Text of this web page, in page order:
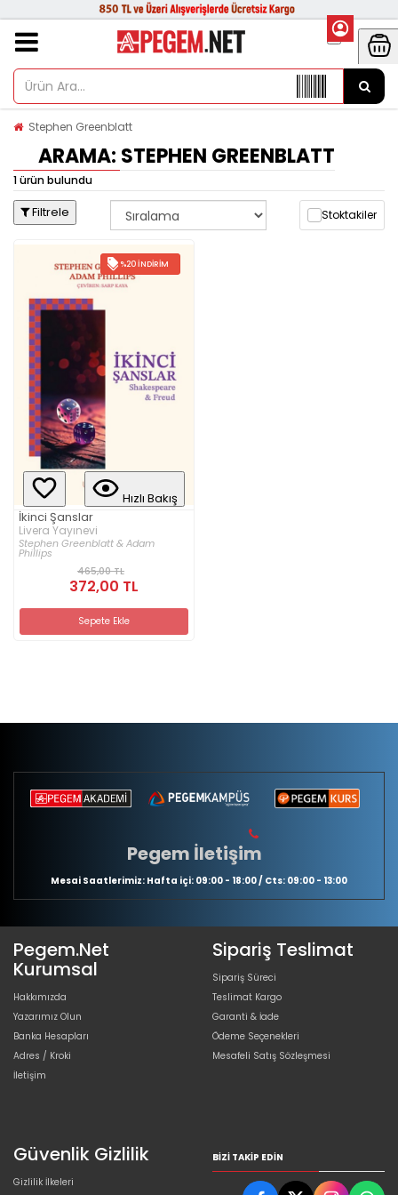
Stephen Greenblatt
ARAMA: STEPHEN GREENBLATT
1 ürün bulundu
Filtrele Stoktakiler
%20 İNDIRIM
Hızlı Bakış
İkinci Şanslar
Livera Yayınevi
Stephen Greenblatt & Adam
Phillips
465,00 TL
372,00 TL
Sepete Ekle
Pegem İletişim
Mesai Saatlerimiz: Hafta içi: 09:00 - 18:00 / Cts: 09:00 - 13:00
Pegem.Net
Kurumsal
Hakkımızda
Yazarımız Olun
Banka Hesapları
Adres / Kroki
İletişim
Sipariş Teslimat
Sipariş Süreci
Teslimat Kargo
Garanti & İade
Ödeme Seçenekleri
Mesafeli Satış Sözleşmesi
Güvenlik Gizlilik
Gizlilik İlkeleri
BIZI TAKIP EDIN